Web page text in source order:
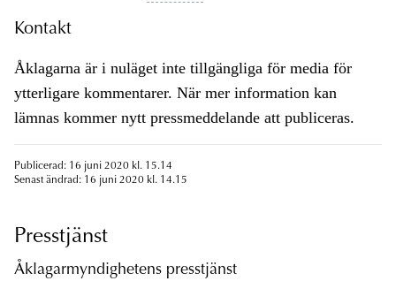
Kontakt
Åklagarna är i nuläget inte tillgängliga för media för
ytterligare kommentarer. När mer information kan
lämnas kommer nytt pressmeddelande att publiceras.
Publicerad: 16 juni 2020 kl. 15.14
Senast ändrad: 16 juni 2020 kl. 14.15
Presstjänst
Åklagarmyndighetens presstjänst